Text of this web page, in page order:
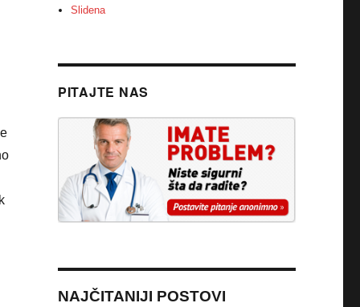
Slidena
PITAJTE NAS
NAJČITANIJI POSTOVI